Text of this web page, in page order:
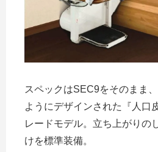
スペックはSEC9をそのまま
ようにデザインされた『人口
レードモデル。立ち上がりの
けを標準装備。